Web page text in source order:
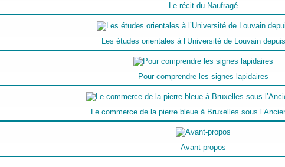
Le récit du Naufragé
Les études orientales à l’Université de Louvain
Pour comprendre les signes lapidaires
Le commerce de la pierre bleue à Bruxelles sous
Avant-propos